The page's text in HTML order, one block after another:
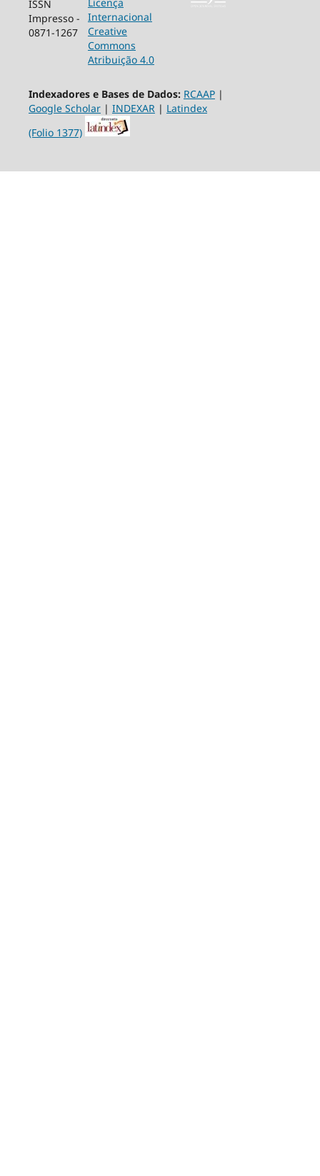
ISSN
Impresso -
0871-1267
Internacional
Creative
Commons
Atribuição 4.0
Indexadores e Bases de Dados: RCAAP|
Google Scholar| INDEXAR| Latindex
(Folio 1377)